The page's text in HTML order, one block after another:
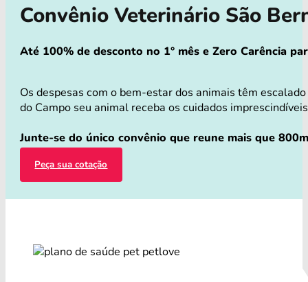
Convênio Veterinário São
Até 100% de desconto no 1° mês e Zero Carência
Os despesas com o bem-estar dos animais têm
do Campo seu animal receba os cuidados
Junte-se do único convênio que reune mais que
Peça sua cotação